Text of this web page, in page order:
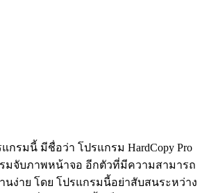
แกรมนี้ มีชื่อว่า โปรแกรม HardCopy Pro
มจับภาพหน้าจอ อีกตัวที่มีความสามารถ
นง่าย โดย โปรแกรมนี้อย่าสับสนระหว่าง